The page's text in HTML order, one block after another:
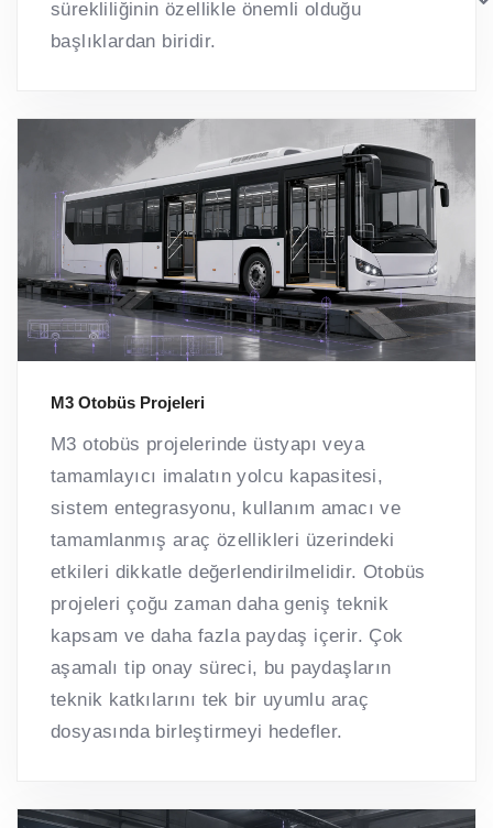
sürekliliğinin özellikle önemli olduğu
başlıklardan biridir.
M3 Otobüs Projeleri
M3 otobüs projelerinde üstyapı veya
tamamlayıcı imalatın yolcu kapasitesi,
sistem entegrasyonu, kullanım amacı ve
tamamlanmış araç özellikleri üzerindeki
etkileri dikkatle değerlendirilmelidir. Otobüs
projeleri çoğu zaman daha geniş teknik
kapsam ve daha fazla paydaş içerir. Çok
aşamalı tip onay süreci, bu paydaşların
teknik katkılarını tek bir uyumlu araç
dosyasında birleştirmeyi hedefler.